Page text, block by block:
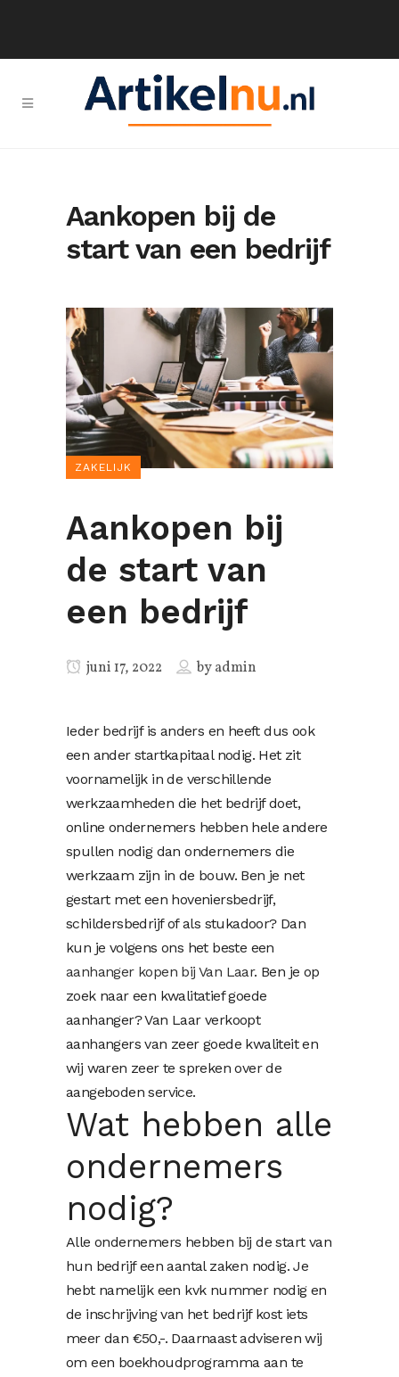
Aankopen bij de
start van een bedrijf
ZAKELIJK
Aankopen bij
de start van
een bedrijf
juni 17, 2022 byadmin
Ieder bedrijf is anders en heeft dus ook
een ander startkapitaal nodig. Het zit
voornamelijk in de verschillende
werkzaamheden die het bedrijf doet,
online ondernemers hebben hele andere
spullen nodig dan ondernemers die
werkzaam zijn in de bouw. Ben je net
gestart met een hoveniersbedrijf,
schildersbedrijf of als stukadoor? Dan
kun je volgens ons het beste een
aanhanger kopen bij Van Laar. Ben je op
zoek naar een kwalitatief goede
aanhanger? Van Laar verkoopt
aanhangers van zeer goede kwaliteit en
wij waren zeer te spreken over de
aangeboden service.
Wat hebben alle
ondernemers
nodig?
Alle ondernemers hebben bij de start van
hun bedrijf een aantal zaken nodig. Je
hebt namelijk een kvk nummer nodig en
de inschrijving van het bedrijf kost iets
meer dan €50,-. Daarnaast adviseren wij
om een boekhoudprogramma aan te